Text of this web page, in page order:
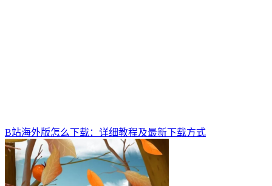
B站海外版怎么下载：详细教程及最新下载方式